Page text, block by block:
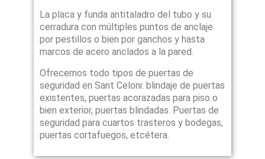
La placa y funda antitaladro del tubo y su
cerradura con múltiples puntos de anclaje
por pestillos o bien por ganchos y hasta
marcos de acero anclados a la pared.
Ofrecemos todo tipos de puertas de
seguridad en Sant Celoni: blindaje de puertas
existentes, puertas acorazadas para piso o
bien exterior, puertas blindadas. Puertas de
seguridad para cuartos trasteros y bodegas,
puertas cortafuegos, etcétera.